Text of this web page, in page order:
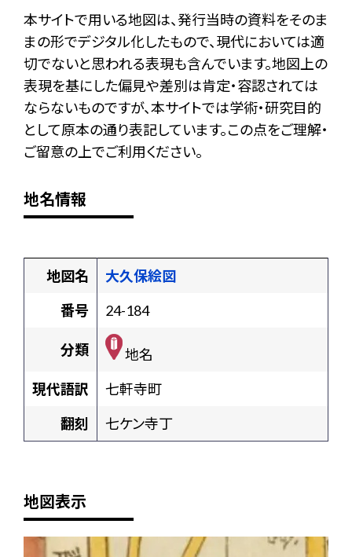
本サイトで用いる地図は、発行当時の資料をそのま
まの形でデジタル化したもので、現代においては適
切でないと思われる表現も含んでいます。地図上の
表現を基にした偏見や差別は肯定・容認されては
ならないものですが、本サイトでは学術・研究目的
として原本の通り表記しています。この点をご理解・
ご留意の上でご利用ください。
地名情報
地図名
大久保絵図
番号
24-184
分類
地名
現代語訳
七軒寺町
翻刻
七ケン寺丁
地図表示